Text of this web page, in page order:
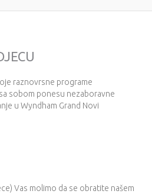
raznovrsne programe
sobom ponesu nezaboravne
u Wyndham Grand Novi
Vas molimo da se obratite našem